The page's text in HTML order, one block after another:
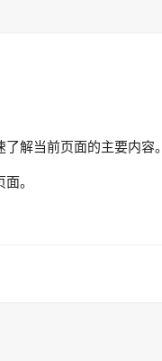
解当前页面的主要内容。
。